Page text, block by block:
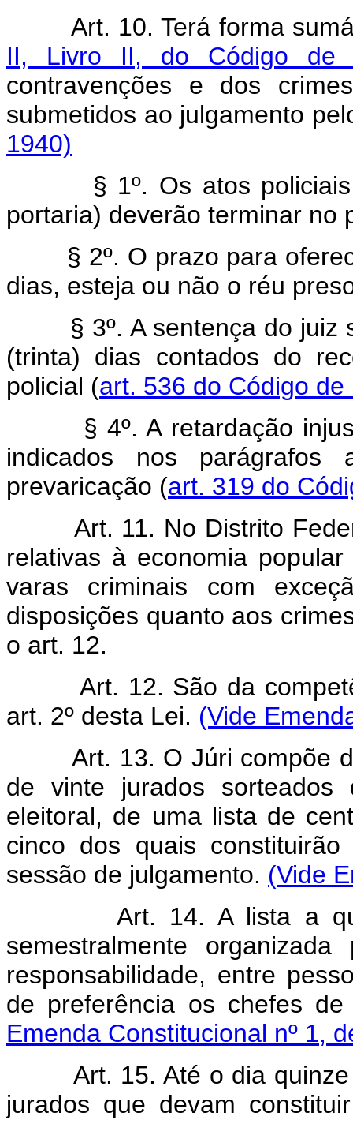
Art. 10. Terá forma
II, Livro II, do Código de
contravenções e dos
submetidos ao julgamento
1940)
§ 1º. Os atos policiais
portaria) deverão terminar no
§ 2º. O prazo para
dias, esteja ou não o réu
§ 3º. A sentença do juiz
(trinta) dias contados do
policial (art. 536 do Código
§ 4º. A retardação
indicados nos parágrafos
prevaricação (art. 319 do
Art. 11. No Distrito
relativas à economia
varas criminais com
disposições quanto aos
o art. 12.
Art. 12. São da
art. 2º desta Lei. (Vide
Art. 13. O Júri compõe
de vinte jurados
eleitoral, de uma lista de
cinco dos quais
sessão de julgamento. (Vide
Art. 14. A lista a
semestralmente
responsabilidade, entre
de preferência os chefes
Emenda Constitucional nº 1,
Art. 15. Até o dia
jurados que devam